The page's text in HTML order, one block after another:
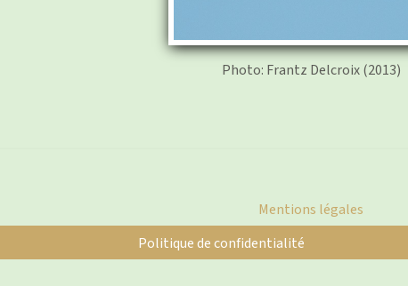
Photo: Frantz Delcroix (2013)
Mentions légales
Politique de confidentialité